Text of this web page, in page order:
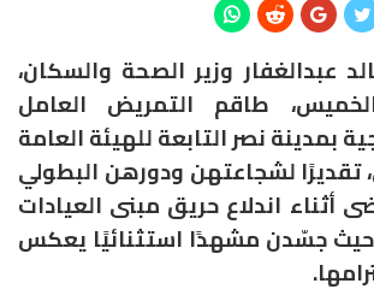
عبدالغفار وزير الصحة والسكان،
طاقم التمريض العامل
بمدينة نصر التابعة للهيئة العامة
تقديرًا لشجاعتهن ودورهن البطولي
أثناء اندلاع حريق مبنى العيادات
حيث جسّدن مشهدًا استثنائيًا يعكس